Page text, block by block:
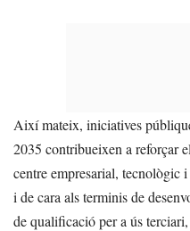
Així mateix, iniciatives
2035 contribueixen a reforçar
centre empresarial, tecnològic
i de cara als terminis de
de qualificació per a ús